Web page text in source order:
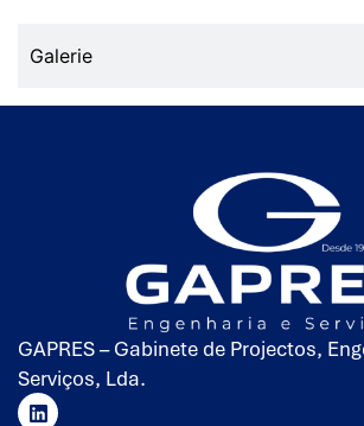
Galerie
GAPRES – Gabinete de Projectos,
Serviços, Lda.